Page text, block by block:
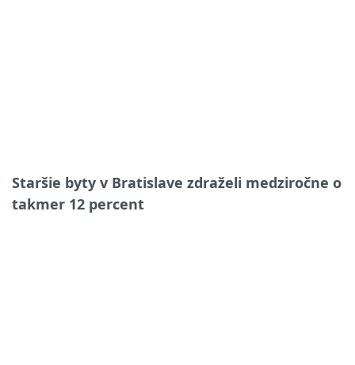
Staršie byty v Bratislave zdraželi medziročne o
takmer 12 percent